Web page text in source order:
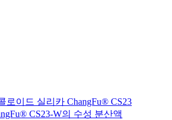
로이드 실리카 ChangFu® CS23
CS23-W의 수성 분산액